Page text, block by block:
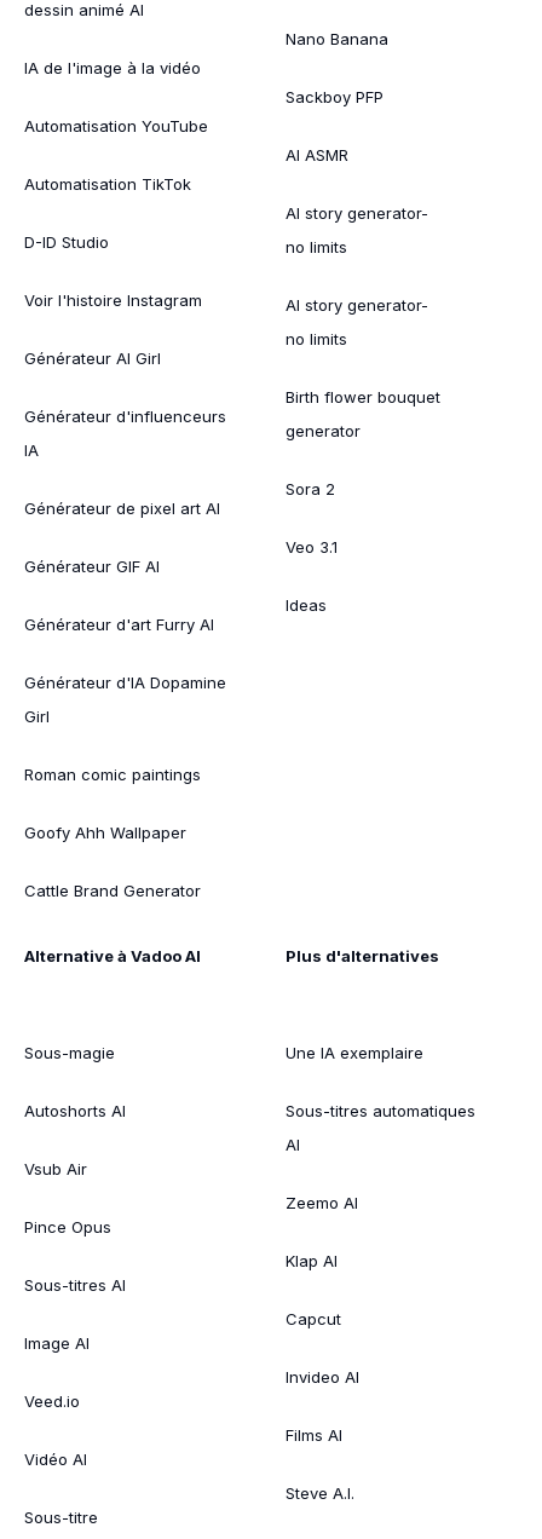
dessin animé AI
IA de l'image à la vidéo
Automatisation YouTube
Automatisation TikTok
D-ID Studio
Voir l'histoire Instagram
Générateur AI Girl
Générateur d'influenceurs
IA
Générateur de pixel art AI
Générateur GIF AI
Générateur d'art Furry AI
Générateur d'IA Dopamine
Girl
Roman comic paintings
Goofy Ahh Wallpaper
Cattle Brand Generator
Nano Banana
Sackboy PFP
AI ASMR
AI story generator-
no limits
AI story generator-
no limits
Birth flower bouquet
generator
Sora 2
Veo 3.1
Ideas
Alternative à Vadoo AI
Sous-magie
Autoshorts AI
Vsub Air
Pince Opus
Sous-titres AI
Image AI
Veed.io
Vidéo AI
Sous-titre
Plus d'alternatives
Une IA exemplaire
Sous-titres automatiques
AI
Zeemo AI
Klap AI
Capcut
Invideo AI
Films AI
Steve A.I.